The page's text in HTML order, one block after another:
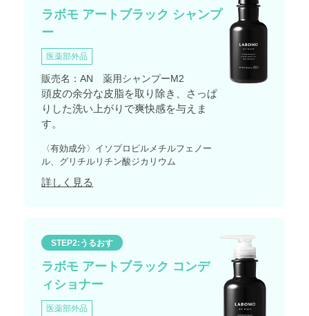
ラボモ アートブラック シャンプ
ー
医薬部外品
販売名：AN 薬用シャンプーM2
頭皮の余分な皮脂を取り除き、さっぱ
りした洗い上がりで爽快感を与えま
す。
〈有効成分〉イソプロピルメチルフェノー
ル、グリチルリチン酸ジカリウム
詳しく見る
STEP2:うるおす
ラボモ アートブラック コンデ
ィショナー
医薬部外品